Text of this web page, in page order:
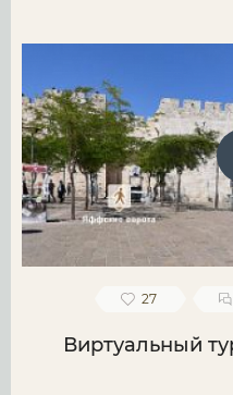
27
Виртуальный